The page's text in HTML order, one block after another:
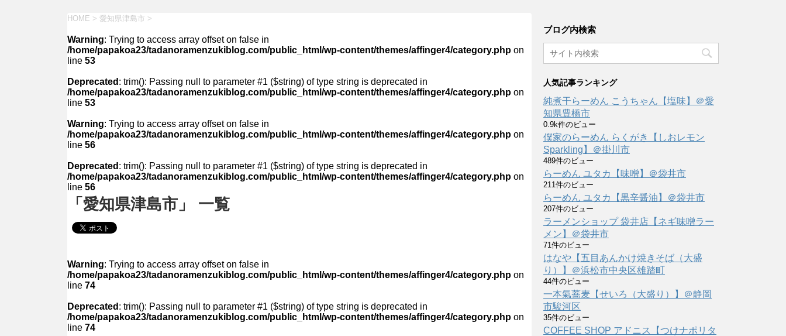
HOME > 愛知県津島市 >
Warning: Trying to access array offset on false in
/home/papakoa23/tadanoramenzukiblog.com/public_html/wp-content/themes/affinger4/category.php on
line 53
Deprecated : trim(): Passing null to parameter #1 ($string) of type string is deprecated in
/home/papakoa23/tadanoramenzukiblog.com/public_html/wp-content/themes/affinger4/category.php on
line 53
Warning: Trying to access array offset on false in
/home/papakoa23/tadanoramenzukiblog.com/public_html/wp-content/themes/affinger4/category.php on
line 56
Deprecated : trim(): Passing null to parameter #1 ($string) of type string is deprecated in
/home/papakoa23/tadanoramenzukiblog.com/public_html/wp-content/themes/affinger4/category.php on
line 56
「愛知県津島市」 一覧
Warning: Trying to access array offset on false in
/home/papakoa23/tadanoramenzukiblog.com/public_html/wp-content/themes/affinger4/category.php on
line 74
Deprecated : trim(): Passing null to parameter #1 ($string) of type string is deprecated in
/home/papakoa23/tadanoramenzukiblog.com/public_html/wp-content/themes/affinger4/category.php on
line 74
ブログ内検索
人気記事ランキング
純煮干らーめん こうちゃん【塩味】＠愛
知県豊橋市
0.9k件のビュー
僕家のらーめん らくがき【しおレモン
Sparkling】＠掛川市
489件のビュー
らーめん ユタカ【味噌】＠袋井市
211件のビュー
らーめん ユタカ【黒辛醤油】＠袋井市
207件のビュー
ラーメンショップ 袋井店【ネギ味噌ラー
メン】＠袋井市
71件のビュー
はなや【五目あんかけ焼きそば（大盛
り）】＠浜松市中央区雄踏町
44件のビュー
一本氣蕎麦【せいろ（大盛り）】＠静岡
市駿河区
35件のビュー
COFFEE SHOP アドニス【つけナポリタ